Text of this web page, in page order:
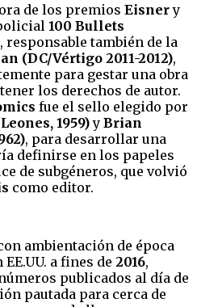
de los premios Eisnery
100 Bullets
, responsable también de la
(DC/Vértigo 2011-2012),
para gestar una obra
los derechos de autor.
fue el sello elegido por
1959)y Brian
, para desarrollar una
definirse en los papeles
de subgéneros, que volvió
como editor.
ambientación de época
a fines de 2016,
publicados al día de
pautada para cerca de